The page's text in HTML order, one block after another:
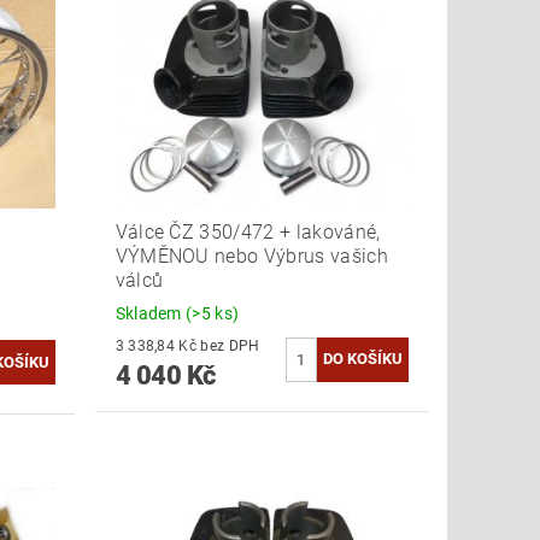
Válce ČZ 350/472 + lakováné,
VÝMĚNOU nebo Výbrus vašich
válců
Skladem (>5 ks)
3 338,84 Kč bez DPH
4 040 Kč